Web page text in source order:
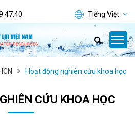
Tiếng Việt
Hoạt động nghiên cứu khoa học
CỨU KHOA HỌC